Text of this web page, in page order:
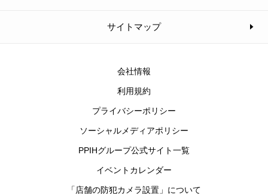
サイトマップ
会社情報
利用規約
プライバシーポリシー
ソーシャルメディアポリシー
PPIHグループ公式サイト一覧
イベントカレンダー
「店舗の防犯カメラ設置」について